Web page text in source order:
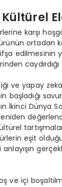
karşı
ortadan
edilmesinin
caydırdığı
ve yapay
başladığı
İkinci Dünya
eşit
anlayışın
ve içi